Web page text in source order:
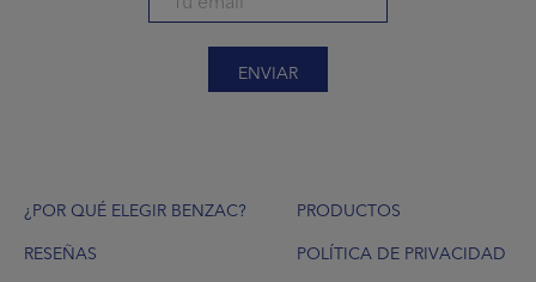
ENVIAR
Footer
¿POR QUÉ ELEGIR BENZAC?
RESEÑAS
PRODUCTOS
POLÍTICA DE PRIVACIDAD